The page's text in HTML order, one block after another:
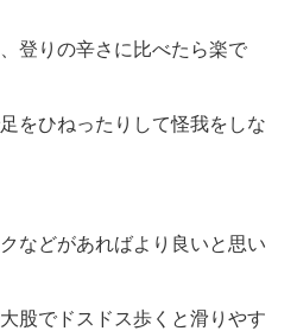
登りの辛さに比べたら楽で
をひねったりして怪我をしな
などがあればより良いと思い
股でドスドス歩くと滑りやす